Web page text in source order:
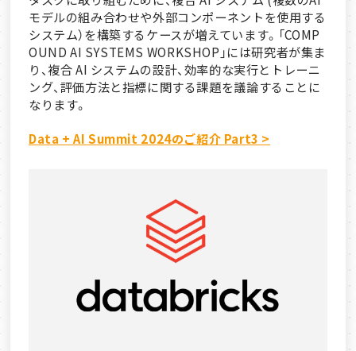
モデルの組み合わせや外部コンポーネントを使用する
システム）を構築するケースが増えています。「COMP
OUND AI SYSTEMS WORKSHOP」には研究者が集ま
り、複合 AI システムの設計、効率的な実行とトレーニ
ング、評価方法と指標に関する課題を議論することに
なります。
Data + AI Summit 2024のご紹介 Part3 >